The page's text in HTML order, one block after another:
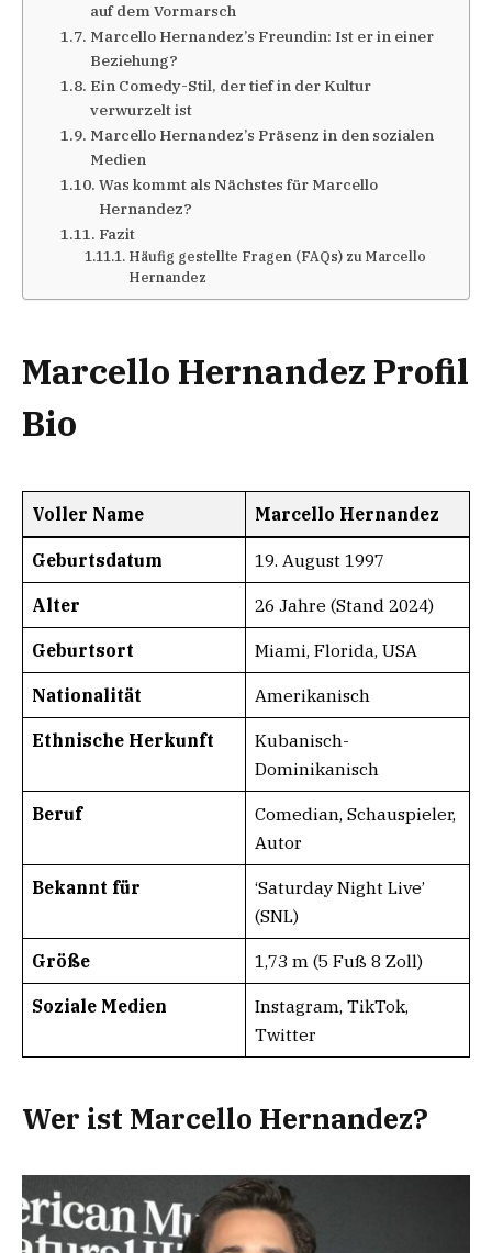
auf dem Vormarsch
Marcello Hernandez’s Freundin: Ist er in einer
Beziehung?
Ein Comedy-Stil, der tief in der Kultur
verwurzelt ist
Marcello Hernandez’s Präsenz in den sozialen
Medien
Was kommt als Nächstes für Marcello
Hernandez?
Fazit
Häufig gestellte Fragen (FAQs) zu Marcello
Hernandez
Marcello Hernandez Profil
Bio
Voller Name Marcello Hernandez
Geburtsdatum 19. August 1997
Alter 26 Jahre (Stand 2024)
Geburtsort Miami, Florida, USA
Nationalität Amerikanisch
Ethnische Herkunft
Kubanisch-
Dominikanisch
Beruf
Comedian, Schauspieler,
Autor
Bekannt für
‘Saturday Night Live’
(SNL)
Größe 1,73 m (5 Fuß 8 Zoll)
Soziale Medien
Instagram, TikTok,
Twitter
Wer ist Marcello Hernandez?